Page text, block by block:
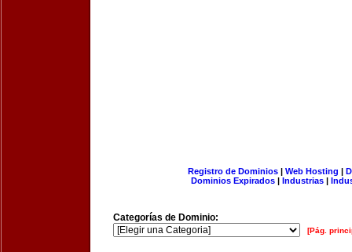
Registro de Dominios| Web Hosting |
Dominios Expirados | Industrias |
Categorías de Dominio:
[Pág.